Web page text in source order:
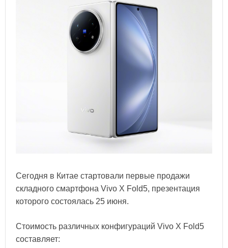
Сегодня в Китае стартовали первые продажи
складного смартфона Vivo X Fold5, презентация
которого состоялась 25 июня.
Стоимость различных конфигураций Vivo X Fold5
составляет: